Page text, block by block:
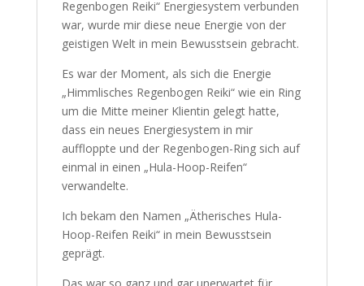
Weihegeschehen in das „Himmlisches
Regenbogen Reiki“ Energiesystem
verbunden war, wurde mir diese neue
Energie von der geistigen Welt in mein
Bewusstsein gebracht.
Es war der Moment, als sich die Energie
„Himmlisches Regenbogen Reiki“ wie ein
Ring um die Mitte meiner Klientin gelegt
hatte, dass ein neues Energiesystem in mir
auffloppte und der Regenbogen-Ring sich
auf einmal in einen „Hula-Hoop-Reifen“
verwandelte.
Ich bekam den Namen „Ätherisches Hula-
Hoop-Reifen Reiki“ in mein Bewusstsein